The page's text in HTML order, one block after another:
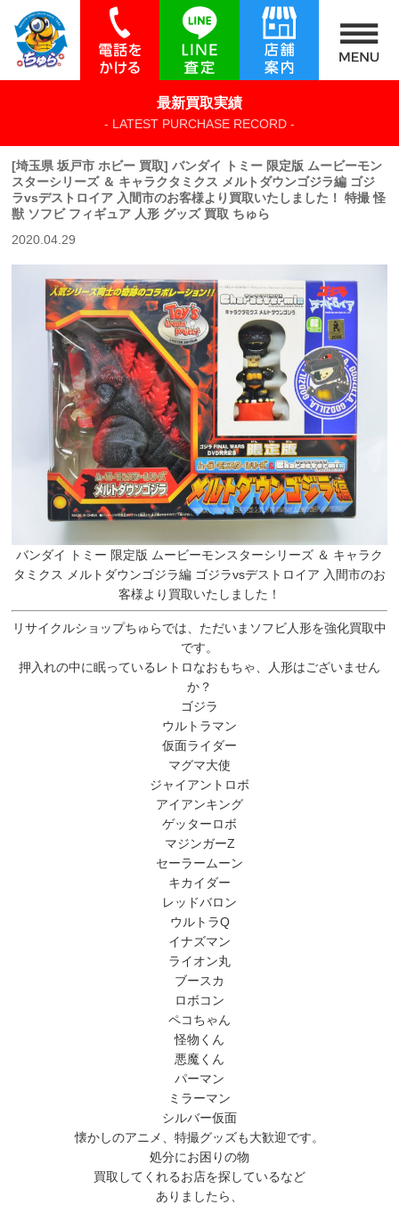
最新買取実績
- LATEST PURCHASE RECORD -
[埼玉県 坂戸市 ホビー 買取] バンダイ トミー 限定版 ムービーモン
スターシリーズ ＆ キャラクタミクス メルトダウンゴジラ編 ゴジ
ラvsデストロイア 入間市のお客様より買取いたしました！ 特撮 怪
獣 ソフビ フィギュア 人形 グッズ 買取 ちゅら
2020.04.29
バンダイ トミー 限定版 ムービーモンスターシリーズ ＆ キャラク
タミクス メルトダウンゴジラ編 ゴジラvsデストロイア 入間市のお
客様より買取いたしました！
リサイクルショップちゅらでは、ただいまソフビ人形を強化買取中
です。
押入れの中に眠っているレトロなおもちゃ、人形はございません
か？
ゴジラ
ウルトラマン
仮面ライダー
マグマ大使
ジャイアントロボ
アイアンキング
ゲッターロボ
マジンガーZ
セーラームーン
キカイダー
レッドバロン
ウルトラQ
イナズマン
ライオン丸
ブースカ
ロボコン
ペコちゃん
怪物くん
悪魔くん
パーマン
ミラーマン
シルバー仮面
懐かしのアニメ、特撮グッズも大歓迎です。
処分にお困りの物
買取してくれるお店を探しているなど
ありましたら、